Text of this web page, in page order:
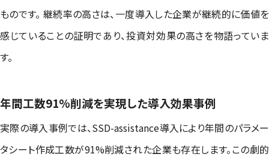
ものです。 継続率の高さは、一度導入した企業が継続的に価値を
感じていることの証明であり、投資対効果の高さを物語っていま
す。
年間工数91%削減を実現した導入効果事例
実際の導入事例では、SSD-assistance導入により年間のパラメー
タシート作成工数が91%削減された企業も存在します。この劇的